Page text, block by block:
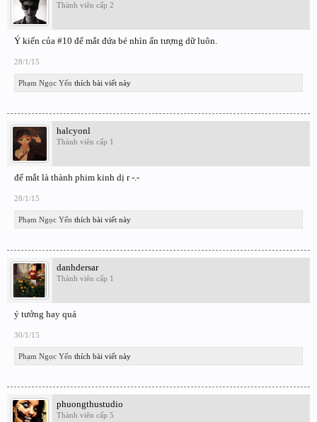
Thành viên cấp 2
Ý kiến của #10 để mắt đứa bé nhìn ấn tượng dữ luôn.
28/1/15
Phạm Ngọc Yến thích bài viết này
halcyonl
Thành viên cấp 1
để mắt là thành phim kinh dị r -.-
28/1/15
Phạm Ngọc Yến thích bài viết này
danhdersar
Thành viên cấp 1
ý tưởng hay quá
30/1/15
Phạm Ngọc Yến thích bài viết này
phuongthustudio
Thành viên cấp 5